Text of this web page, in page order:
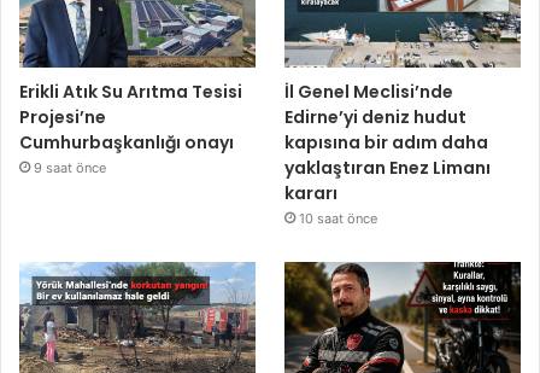
Erikli Atık Su Arıtma Tesisi
Projesi’ne
Cumhurbaşkanlığı onayı
9 saat önce
İl Genel Meclisi’nde
Edirne’yi deniz hudut
kapısına bir adım daha
yaklaştıran Enez Limanı
kararı
10 saat önce